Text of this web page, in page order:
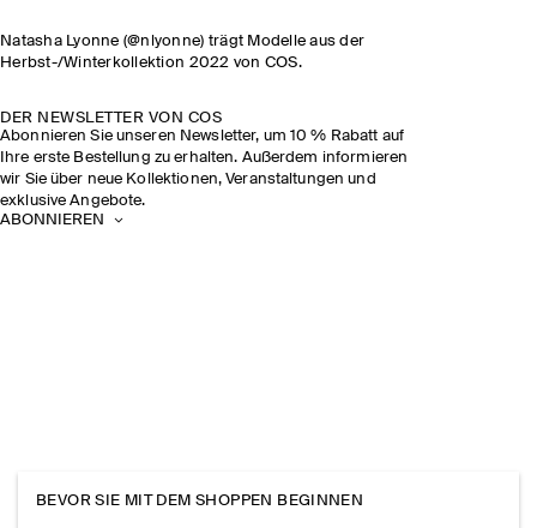
Natasha Lyonne (@nlyonne) trägt Modelle aus der
Herbst-/Winterkollektion 2022 von COS.
DER NEWSLETTER VON COS
Abonnieren Sie unseren Newsletter, um 10 % Rabatt auf
Ihre erste Bestellung zu erhalten. Außerdem informieren
wir Sie über neue Kollektionen, Veranstaltungen und
exklusive Angebote.
ABONNIEREN
BEVOR SIE MIT DEM SHOPPEN BEGINNEN